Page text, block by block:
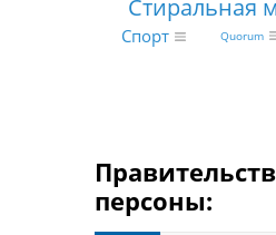
Стиральная
Спорт Quorum
персоны: